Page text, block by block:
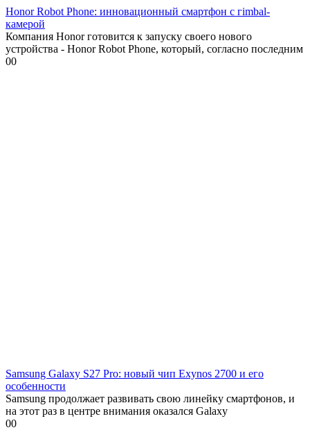
Honor Robot Phone: инновационный смартфон с гimbal-
камерой
Компания Honor готовится к запуску своего нового
устройства - Honor Robot Phone, который, согласно последним
00
Samsung Galaxy S27 Pro: новый чип Exynos 2700 и его
особенности
Samsung продолжает развивать свою линейку смартфонов, и
на этот раз в центре внимания оказался Galaxy
00